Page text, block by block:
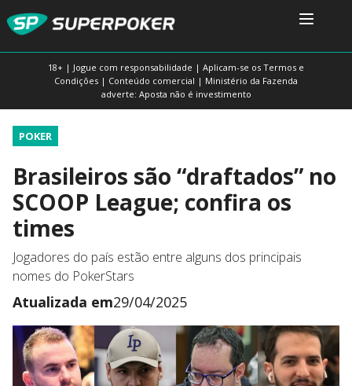
18+ | Jogue com responsabilidade | Aplicam-se os Termos e
Condições | Conteúdo comercial | Ministério da Fazenda
adverte: Aposta não é investimento
POKER
Brasileiros são “draftados” no
SCOOP League; confira os
times
Jogadores do país estão entre alguns dos principais
nomes do PokerStars
Atualizada em29/04/2025